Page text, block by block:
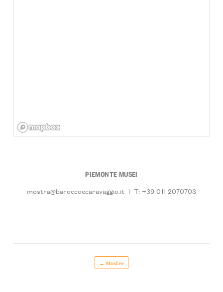
PIEMONTE MUSEI
mostra@baroccoecaravaggio.it | T: +39 011 2070703
← Mostre